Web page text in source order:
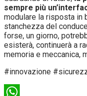
sempre più
modulare la risposta in
stanchezza del
forse, un giorno,
esisterà, continuerà a
memoria e meccanica,
#innovazione